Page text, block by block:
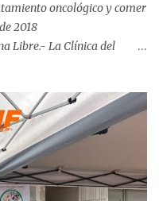
oncológico y comer
2018
Libre.- La Clínica del
de alta tecnología de
certificados. Además
que permiten
para el paciente, a